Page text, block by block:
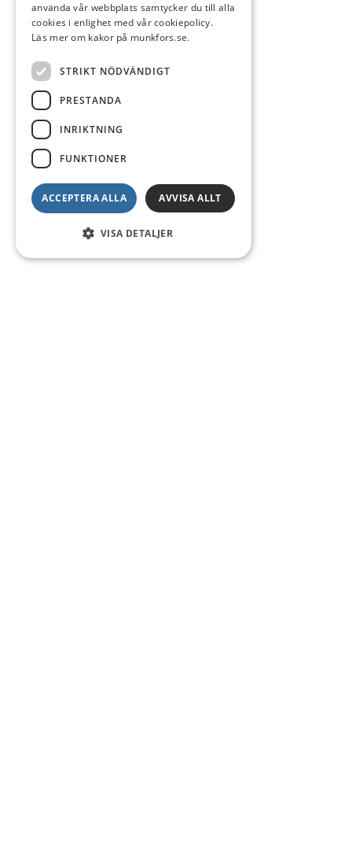
använda vår webbplats samtycker du till alla
cookies i enlighet med vår cookiepolicy.
Läs mer om kakor på munkfors.se.
STRIKT NÖDVÄNDIGT
PRESTANDA
INRIKTNING
FUNKTIONER
ACCEPTERA ALLA AVVISA ALLT
VISA DETALJER